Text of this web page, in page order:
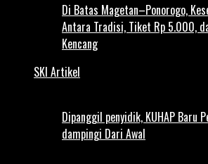
Di Batas Magetan–Ponorogo,
Antara Tradisi, Tiket Rp 5.000,
Kencang
SKI Artikel
Dipanggil penyidik, KUHAP Baru
dampingi Dari Awal